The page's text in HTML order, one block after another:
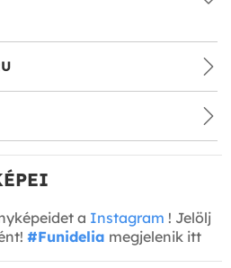
a Instagram ! Jelölj
#Funidelia megjelenik itt